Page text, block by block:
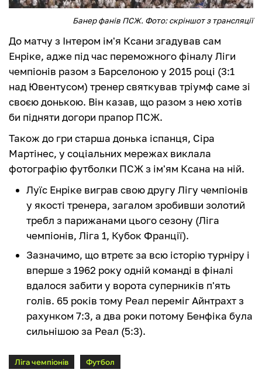
Банер фанів ПСЖ. Фото: скріншот з трансляції
До матчу з Інтером ім'я Ксани згадував сам
Енріке, адже під час переможного фіналу Ліги
чемпіонів разом з Барселоною у 2015 році (3:1
над Ювентусом) тренер святкував тріумф саме зі
своєю донькою. Він казав, що разом з нею хотів
би підняти догори прапор ПСЖ.
Також до гри старша донька іспанця, Сіра
Мартінес, у соціальних мережах виклала
фотографію футболки ПСЖ з ім'ям Ксана на ній.
Луїс Енріке виграв свою другу Лігу чемпіонів
у якості тренера, загалом зробивши золотий
требл з парижанами цього сезону (Ліга
чемпіонів, Ліга 1, Кубок Франції).
Зазначимо, що втретє за всю історію турніру і
вперше з 1962 року одній команді в фіналі
вдалося забити у ворота суперників п'ять
голів. 65 років тому Реал переміг Айнтрахт з
рахунком 7:3, а два роки потому Бенфіка була
сильнішою за Реал (5:3).
Ліга чемпіонів Футбол